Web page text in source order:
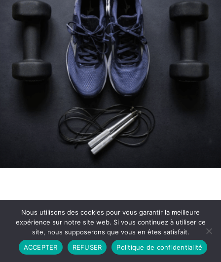
Partenariat Contact
Politique de Confidentialité
CGU
Copyright © 2026 - Propulsé par DIEUDUDIABLE
Nous utilisons des cookies pour vous garantir la meilleure
expérience sur notre site web. Si vous continuez à utiliser ce
site, nous supposerons que vous en êtes satisfait.
ACCEPTER
REFUSER Politique de confidentialité